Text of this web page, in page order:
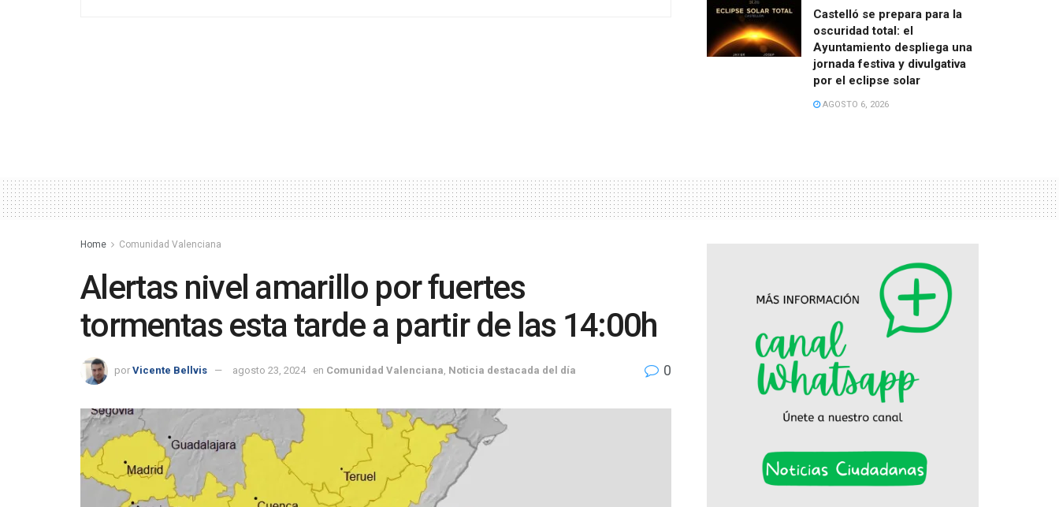
Castelló se prepara para la
oscuridad total: el
Ayuntamiento despliega una
jornada festiva y divulgativa
por el eclipse solar
AGOSTO 6, 2026
Home Comunidad Valenciana
Alertas nivel amarillo por fuertes
tormentas esta tarde a partir de las 14:00h
por Vicente Bellvis agosto 23, 2024 en Comunidad Valenciana, Noticia destacada del día 0